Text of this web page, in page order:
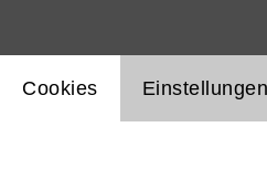
Einstellung Website Cookie
Cookies Einstellungen